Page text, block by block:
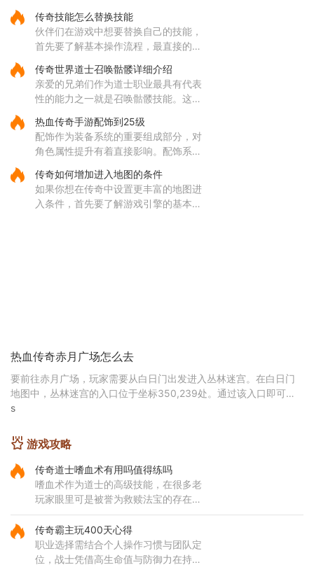
角度来看，纵横道作为一个枢纽性质的
区域，连接着多个重要地点，
传奇技能怎么替换技能
伙伴们在游戏中想要替换自己的技能，
首先要了解基本操作流程，最直接的方
标上通过拖拽操作来调整它们的位置顺
序。这样的调整能够帮助哥哥
传奇世界道士召唤骷髅详细介绍
亲爱的兄弟们作为道士职业最具有代表
性的能力之一就是召唤骷髅技能。这个
能，让你能够通过施法将死去的生灵转
化为强大的骷髅伙伴。当你学
热血传奇手游配饰到25级
配饰作为装备系统的重要组成部分，对
角色属性提升有着直接影响。配饰系统
个部位都有其独特的属性加成，需要根
据职业特性进行合理搭配。配
传奇如何增加进入地图的条件
如果你想在传奇中设置更丰富的地图进
入条件，首先要了解游戏引擎的基本操
热血传奇赤月广场怎么去
要前往赤月广场，玩家需要从白日门出发进入丛林迷宫。在白日门
地图中，丛林迷宫的入口位于坐标350,239处。通过该入口即可正
式进入赤月地区，开启后续的探索路线。整个过程需要按
s
游戏攻略
传奇道士嗜血术有用吗值得练吗
嗜血术作为道士的高级技能，在很多老
玩家眼里可是被誉为救赎法宝的存在。
这个技能不仅伤害可观，还带有独特的
吸血效果，能够在攻击敌人的同时为自
身恢复体力，大大提升了道士
传奇霸主玩400天心得
职业选择需结合个人操作习惯与团队定
位，战士凭借高生命值与防御力在持久